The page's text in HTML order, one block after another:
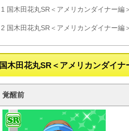
1 国木田花丸SR＜アメリカンダイナー編
2 国木田花丸SR＜アメリカンダイナー編
国木田花丸SR＜アメリカンダイ
覚醒前